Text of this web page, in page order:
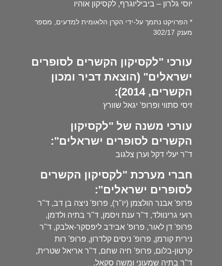
יוסי גלרון – ביביליוגרף, לקסיקון אוהיו
* הפרויקט נתמך על-ידי הקרן הלאומית למדעים, מספר
מענק 302/17
עורכי "לקסיקון הקשרים לסופרים
ישראלים" (הוצאת דביר ומכון
הקשרים, 2014):
זיסי סתווי ופרופ' יגאל שוורץ
עורכי משנה של "לקסיקון
הקשרים לסופרים ישראלים":
ד"ר יעלי דקל וערן צלגוב
חברי מערכת "לקסיקון הקשרים
לסופרים ישראלים":
פרופ' אבנר הולצמן (יו"ר), פרופ' ניצה בן דב, ד"ר
רועי גרינוולד, ד"ר ענת ויסמן, ד"ר בתיה ולדמן,
פרופ' דן לאור, פרופ' אבידב ליפסקר-אלבק, ד"ר
נירית קורמן, פרופ' ניסים קלדרון, פרופ' רות
קרטון-בלום, פרופ' חיה שחם, ד"ר אריאל שטרית,
ד"ר בתיה שמעוני ומשה סקאל.